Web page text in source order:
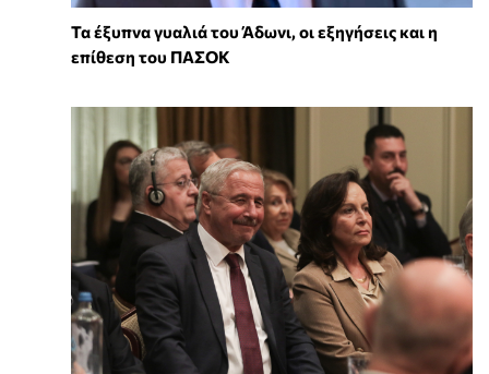
Τα έξυπνα γυαλιά του Άδωνι, οι εξηγήσεις και η
επίθεση του ΠΑΣΟΚ